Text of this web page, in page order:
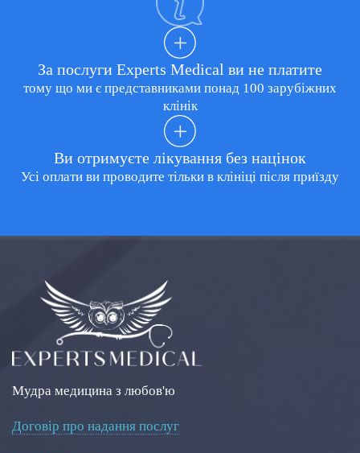
За послуги Experts Medical ви не платите
тому що ми є представниками понад 100 зарубіжних
клінік
Ви отримуєте лікування без націнок
Усі оплати ви проводите тільки в клініці після приїзду
Мудра медицина з любов'ю
Договір про надання послуг